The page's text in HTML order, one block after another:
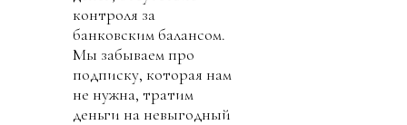
контроля за
банковским балансом.
Мы забываем про
подписку, которая нам
не нужна, тратим
деньги на невыгодный